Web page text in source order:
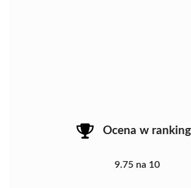
Ocena w
9.75 na 10